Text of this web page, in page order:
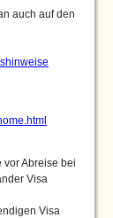
auch auf den
Abreise bei
Visa
Visa